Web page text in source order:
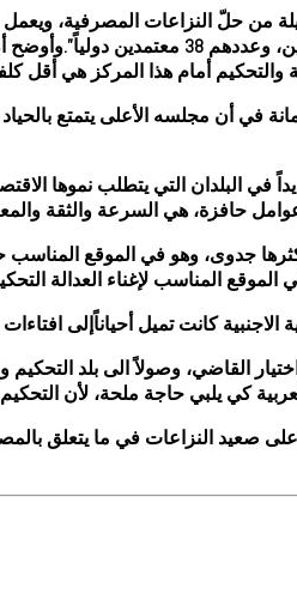
من حلّ النزاعات المصرفية،
وبتوفير الحياد والعدالة بين المتخاصمين، من
أمام هذا المركز هي أقل
في أن مجلسه الأعلى يتمتع
في البلدان التي يتطلب نموها
حافزة، هي السرعة والثقة
جدوى، وهو في الموقع
الموقع المناسب لإغناء العدالة
كانت تميل أحياناًإلى
القاضي، وصولاً الى بلد التحكيم
كي يلبي حاجة ملحة، لأن
على صعيد النزاعات في ما يتعلق